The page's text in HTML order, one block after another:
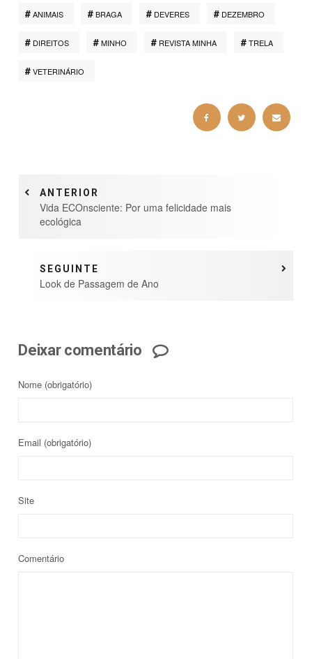
ANIMAIS BRAGA DEVERES DEZEMBRO
DIREITOS MINHO REVISTA MINHA TRELA
VETERINÁRIO
ANTERIOR
Vida ECOnsciente: Por uma felicidade mais
ecológica
SEGUINTE
Look de Passagem de Ano
Deixar comentário
Nome (obrigatório)
Email (obrigatório)
Site
Comentário